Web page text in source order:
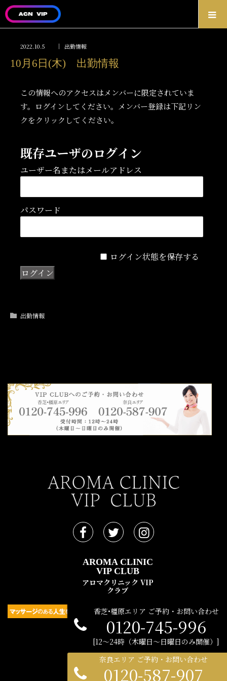
2022.10.5 出勤情報
10月6日(木) 出勤情報
この情報へのアクセスはメンバーに限定されていま
す。ログインしてください。メンバー登録は下記リン
クをクリックしてください。
既存ユーザのログイン
ユーザー名またはメールアドレス
パスワード
ログイン状態を保存する
出勤情報
奈良エリア ご予約・お問い合わせ
0120-587-907
香芝•橿原エリア ご予約・お問い合わせ
0120-745-996
12〜24時（木曜日〜日曜日のみ開催）
AROMA CLINIC
VIP CLUB
アロマクリニック VIP
クラブ
民間広告支援機構 © 2021